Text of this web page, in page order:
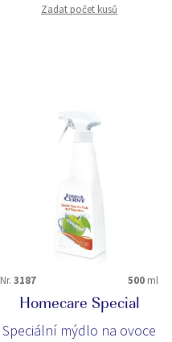
Zadat počet kusů
Nr. 3187 500 ml
Homecare Special
Speciální mýdlo na ovoce